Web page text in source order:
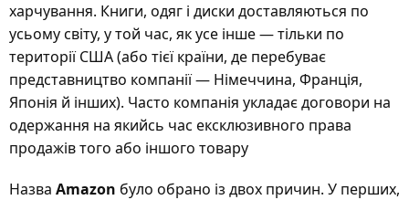
харчування. Книги, одяг і диски доставляються по
усьому світу, у той час, як усе інше — тільки по
території США (або тієї країни, де перебуває
представництво компанії — Німеччина, Франція,
Японія й інших). Часто компанія укладає договори на
одержання на якийсь час ексклюзивного права
продажів того або іншого товару
Назва Amazon було обрано із двох причин. У перших,